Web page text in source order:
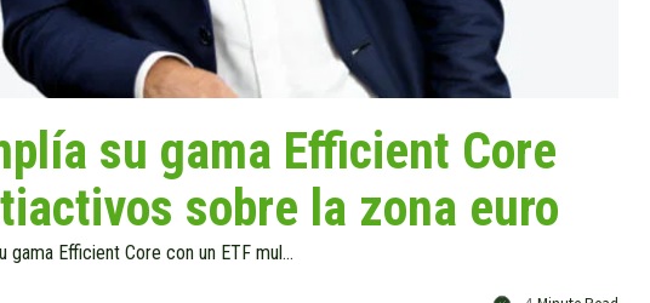
su gama Efficient Core
sobre la zona euro
WisdomTree amplía su gama Efficient Core con un ETF multiactivos sobre la zona euro